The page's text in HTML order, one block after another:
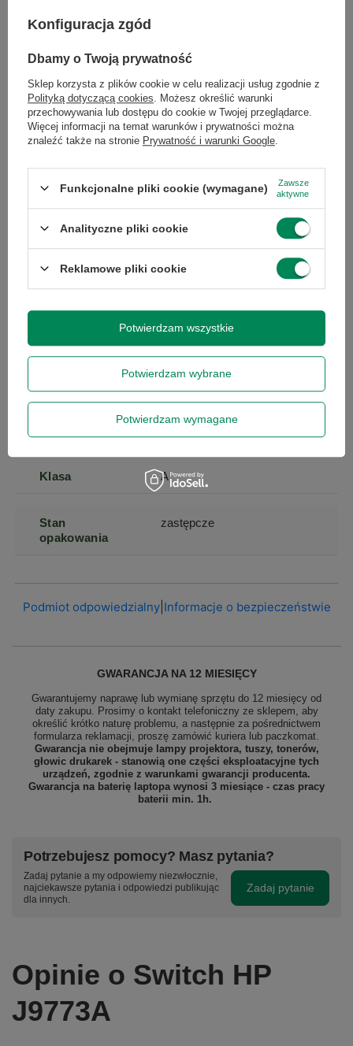
Marka HP
Symbol 0886112457839
Gwarancja
Gwarancja na 12
miesięcy
Kod producenta J9773A#ABB
zarządzalny
Klasa A
Stan
opakowania
zastępcze
Podmiot odpowiedzialny| Informacje o bezpieczeństwie
GWARANCJA NA 12 MIESIĘCY
Gwarantujemy naprawę lub wymianę sprzętu do 12 miesięcy od
daty zakupu. Prosimy o kontakt telefoniczny ze sklepem, aby
określić krótko naturę problemu, a następnie za pośrednictwem
formularza reklamacji, proszę zamówić kuriera lub paczkomat.
Gwarancja nie obejmuje lampy projektora, tuszy, tonerów,
głowic drukarek - stanowią one części eksploatacyjne tych
urządzeń, zgodnie z warunkami gwarancji producenta.
Gwarancja na baterię laptopa wynosi 3 miesiące - czas pracy
baterii min. 1h.
Potrzebujesz pomocy? Masz pytania?
Zadaj pytanie a my odpowiemy niezwłocznie,
najciekawsze pytania i odpowiedzi publikując
dla innych.
Zadaj pytanie
Opinie o Switch HP
J9773A
Konfiguracja zgód
Dbamy o Twoją prywatność
Sklep korzysta z plików cookie w celu realizacji usług zgodnie z
Polityką dotyczącą cookies . Możesz określić warunki
przechowywania lub dostępu do cookie w Twojej przeglądarce.
Więcej informacji na temat warunków i prywatności można
znaleźć także na stronie Prywatność i warunki Google
Funkcjonalne pliki cookie (wymagane)
Zawsze
aktywne
Analityczne pliki cookie
Reklamowe pliki cookie
Potwierdzam wybrane
Potwierdzam wymagane
Potwierdzam wszystkie